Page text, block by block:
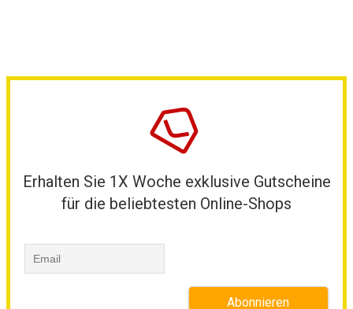
Erhalten Sie 1X Woche exklusive Gutscheine
für die beliebtesten Online-Shops